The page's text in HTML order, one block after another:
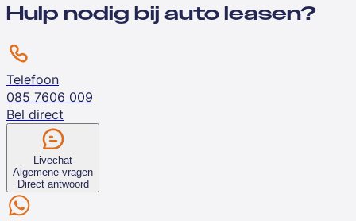
Hulp nodig bij auto leasen?
Telefoon
085 7606 009
Bel direct
Livechat
Algemene vragen
Direct antwoord